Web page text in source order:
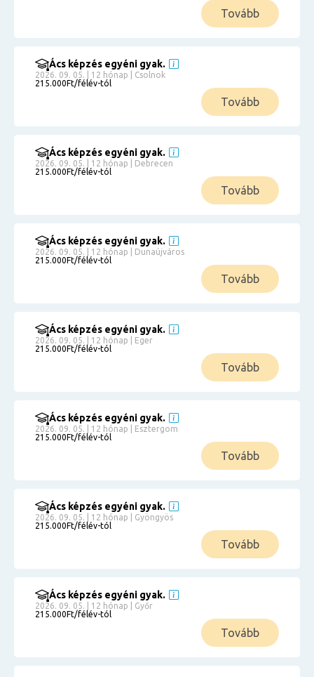
Tovább
Ács képzés egyéni gyak.
2026. 09. 05. | 12 hónap | Csolnok
215.000Ft/félév-tól
Tovább
Ács képzés egyéni gyak.
2026. 09. 05. | 12 hónap | Debrecen
215.000Ft/félév-tól
Tovább
Ács képzés egyéni gyak.
2026. 09. 05. | 12 hónap | Dunaújváros
215.000Ft/félév-tól
Tovább
Ács képzés egyéni gyak.
2026. 09. 05. | 12 hónap | Eger
215.000Ft/félév-tól
Tovább
Ács képzés egyéni gyak.
2026. 09. 05. | 12 hónap | Esztergom
215.000Ft/félév-tól
Tovább
Ács képzés egyéni gyak.
2026. 09. 05. | 12 hónap | Gyöngyös
215.000Ft/félév-tól
Tovább
Ács képzés egyéni gyak.
2026. 09. 05. | 12 hónap | Győr
215.000Ft/félév-tól
Tovább